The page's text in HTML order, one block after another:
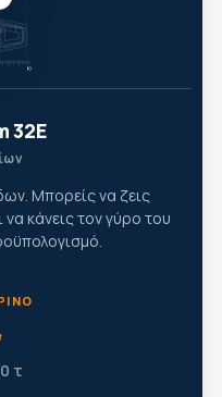
32E
Μπορείς να ζεις
κάνεις τον γύρο του
τ